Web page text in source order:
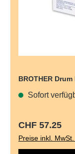
BROTHER
Sofort
Regulärer
CHF 57.25
Preise inkl.